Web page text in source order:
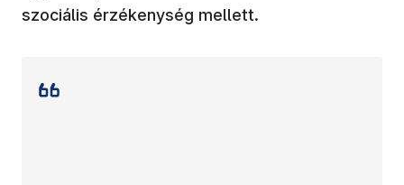
szociális érzékenység mellett.